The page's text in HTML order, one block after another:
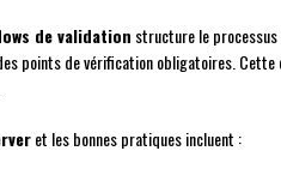
de validation structure le
points de vérification obligatoires.
et les bonnes pratiques incluent :